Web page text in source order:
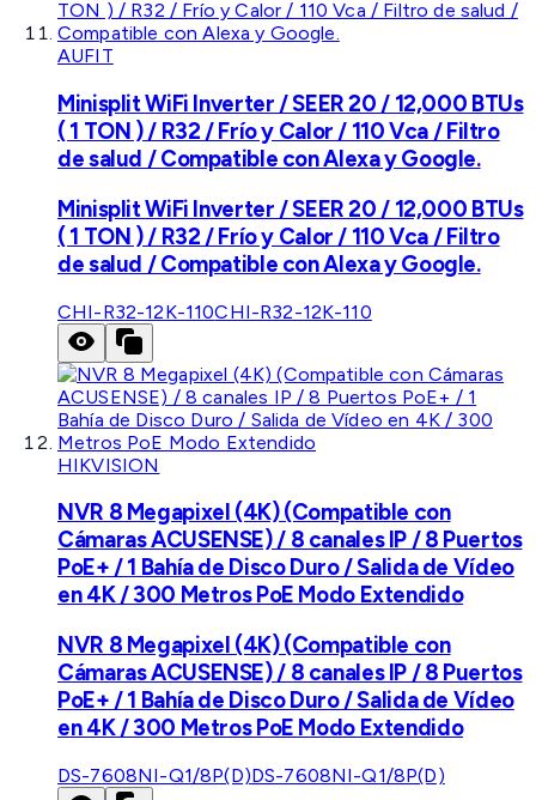
AUFIT
Minisplit WiFi Inverter / SEER 20 / 12,000 BTUs
( 1 TON ) / R32 / Frío y Calor / 110 Vca / Filtro
de salud / Compatible con Alexa y Google.
Minisplit WiFi Inverter / SEER 20 / 12,000 BTUs
( 1 TON ) / R32 / Frío y Calor / 110 Vca / Filtro
de salud / Compatible con Alexa y Google.
CHI-R32-12K-110CHI-R32-12K-110
HIKVISION
NVR 8 Megapixel (4K) (Compatible con
Cámaras ACUSENSE) / 8 canales IP / 8 Puertos
PoE+ / 1 Bahía de Disco Duro / Salida de Vídeo
en 4K / 300 Metros PoE Modo Extendido
NVR 8 Megapixel (4K) (Compatible con
Cámaras ACUSENSE) / 8 canales IP / 8 Puertos
PoE+ / 1 Bahía de Disco Duro / Salida de Vídeo
en 4K / 300 Metros PoE Modo Extendido
DS-7608NI-Q1/8P(D)DS-7608NI-Q1/8P(D)